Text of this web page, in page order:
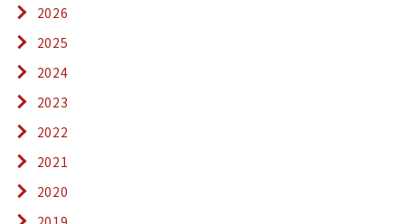
2026
2025
2024
2023
2022
2021
2020